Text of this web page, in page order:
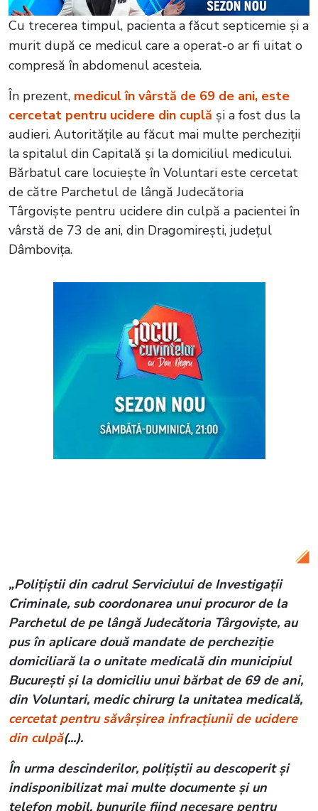
Cu trecerea timpul, pacienta a făcut septicemie și a
murit după ce medicul care a operat-o ar fi uitat o
compresă în abdomenul acesteia.
În prezent, medicul în vârstă de 69 de ani, este
cercetat pentru ucidere din cuplă și a fost dus la
audieri. Autoritățile au făcut mai multe percheziții
la spitalul din Capitală și la domiciliul medicului.
Bărbatul care locuiește în Voluntari este cercetat
de către Parchetul de lângă Judecătoria
Târgoviște pentru ucidere din culpă a pacientei în
vârstă de 73 de ani, din Dragomirești, județul
Dâmbovița.
„Poliţiştii din cadrul Serviciului de Investigaţii
Criminale, sub coordonarea unui procuror de la
Parchetul de pe lângă Judecătoria Târgovişte, au
pus în aplicare două mandate de percheziție
domiciliară la o unitate medicală din municipiul
Bucureşti şi la domiciliu unui bărbat de 69 de ani,
din Voluntari, medic chirurg la unitatea medicală,
cercetat pentru săvârşirea infracţiunii de ucidere
din culpă(...).
În urma descinderilor, poliţiştii au descoperit şi
indisponibilizat mai multe documente şi un
telefon mobil, bunurile fiind necesare pentru